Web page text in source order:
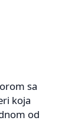
sa
koja
od